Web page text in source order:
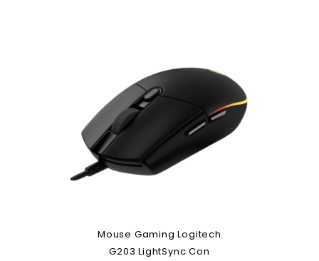
Mouse Gaming Logitech
G203 LightSync Con